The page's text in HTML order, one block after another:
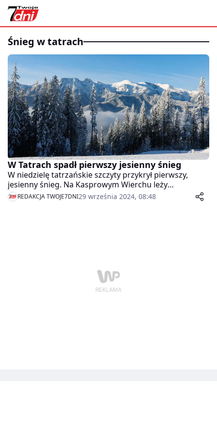
śnieg w tatrach
W Tatrach spadł pierwszy jesienny śnieg
W niedzielę tatrzańskie szczyty przykrył pierwszy,
jesienny śnieg. Na Kasprowym Wierchu leży
centymetrowa warstwa białego puchu, a temperatura
na szczycie spadła do -2 st. C – informuje IMGW.
REDAKCJA TWOJE7DNI29 września 2024, 08:48